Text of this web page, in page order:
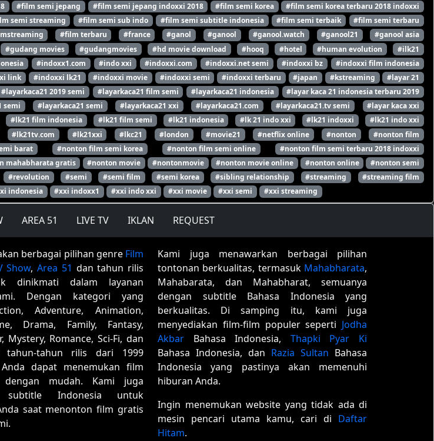
#film semi jepang #film semi jepang indoxxi 2018 #film semi korea
#film semi korea terbaru 2018 indoxxi
semi streaming #film semi sub indo #film semi subtitle indonesia #film semi terbaik
#film semi terbaru
#film terbaru #france #ganol #ganool #ganool.watch #ganool21
#ganool asia
#gudang movies #gudangmovies #hd movie download #hooq #hotel #human evolution
#ilk21
#indoxx1.com #indo xxi #indoxxi.com #indoxxi.net semi #indoxxi bz
#indoxxi film indonesia
link #indoxxi lk21 #indoxxi movie #indoxxi semi #indoxxi terbaru #japan #kstreaming
#layar 21
#layarkaca21 2019 semi #layarkaca21 film semi #layarkaca21 indonesia
#layar kaca 21 indonesia terbaru 2019
semi #layarkaca21 semi #layarkaca21 xxi #layarkaca21.com #layarkaca21.tv semi
#layar kaca xxi
#lk21 film indonesia #lk21 film semi #lk21 indonesia #lk 21 indo xxi #lk21 indoxxi
#lk21 indo xxi
#lk21tv.com #lk21xxi #lkc21 #london #movie21 #netflix online #nonton
#nonton film
barat #nonton film semi korea #nonton film semi online
#nonton film semi terbaru 2018 indoxxi
mahabharata gratis #nonton movie #nontonmovie #nonton movie online #nonton online
#nonton semi
#revolution #semi #semi film #semi korea #sibling relationship #streaming
#streaming film
indonesia #xxi indoxx1 #xxi indo xxi #xxi movie #xxi semi #xxi streaming
AREA 51 LIVE TV IKLAN REQUEST
berbagai pilihan genre Film
Show, Area 51 dan tahun rilis
dinikmati dalam layanan
Dengan kategori yang
Adventure, Animation,
Drama, Family, Fantasy,
Mystery, Romance, Sci-Fi, dan
tahun-tahun rilis dari 1999
dapat menemukan film
mudah. Kami juga
subtitle Indonesia untuk
saat menonton film gratis
Kami juga menawarkan berbagai pilihan
tontonan berkualitas, termasuk Mahabharata,
Mahabarata, dan Mahabharat, semuanya
dengan subtitle Bahasa Indonesia yang
berkualitas. Di samping itu, kami juga
menyediakan film-film populer seperti Jodha
Akbar Bahasa Indonesia, Thapki Pyar Ki
Bahasa Indonesia, dan Razia Sultan Bahasa
Indonesia yang pastinya akan memenuhi
hiburan Anda.
Ingin menemukan website yang tidak ada di
mesin pencari utama kamu, cari di Daftar
Hitam.